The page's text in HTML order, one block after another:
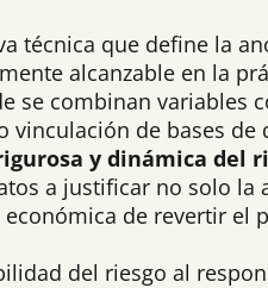
técnica que define la
alcanzable en la
se combinan variables
de bases
y dinámica del
a justificar no solo la
de revertir el
del riesgo al